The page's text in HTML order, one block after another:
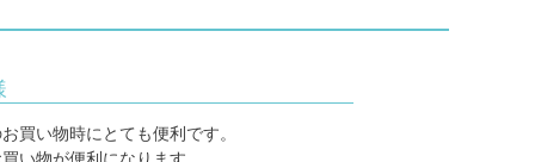
買い物時にとても便利です。